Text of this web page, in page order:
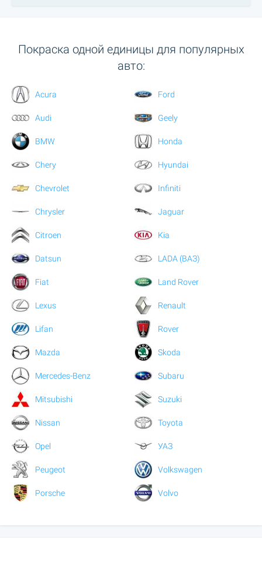
Покраска одной единицы для популярных
авто:
Acura
Audi
BMW
Chery
Chevrolet
Chrysler
Citroen
Datsun
Fiat
Ford
Geely
Honda
Hyundai
Infiniti
Jaguar
Kia
LADA (ВАЗ)
Land Rover
Lexus
Lifan
Mazda
Mercedes-Benz
Mitsubishi
Nissan
Opel
Peugeot
Porsche
Renault
Rover
Skoda
Subaru
Suzuki
Toyota
УАЗ
Volkswagen
Volvo